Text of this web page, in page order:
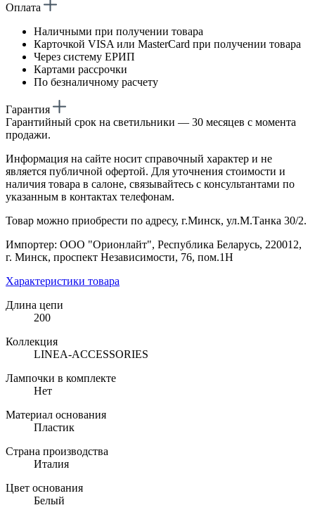
Оплата
Наличными при получении товара
Карточкой VISA или MasterCard при получении товара
Через систему ЕРИП
Картами рассрочки
По безналичному расчету
Гарантия
Гарантийный срок на светильники — 30 месяцев с момента
продажи.
Информация на сайте носит справочный характер и не
является публичной офертой. Для уточнения стоимости и
наличия товара в салоне, связывайтесь с консультантами по
указанным в контактах телефонам.
Товар можно приобрести по адресу, г.Минск, ул.М.Танка 30/2.
Импортер: ООО "Орионлайт", Республика Беларусь, 220012,
г. Минск, проспект Независимости, 76, пом.1Н
Характеристики товара
Длина цепи
200
Коллекция
LINEA-ACCESSORIES
Лампочки в комплекте
Нет
Материал основания
Пластик
Страна производства
Италия
Цвет основания
Белый